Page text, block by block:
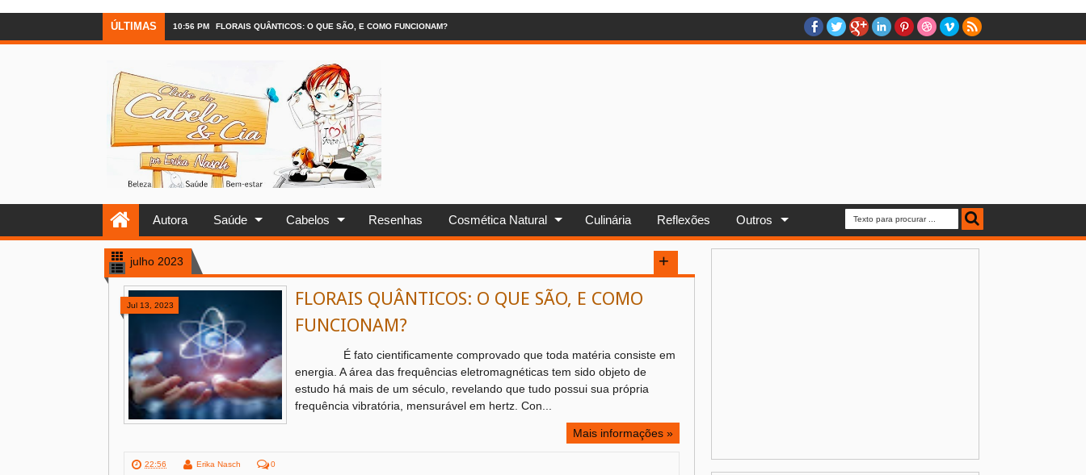
ÚLTIMAS 10:56 PM FLORAIS QUÂNTICOS: O QUE SÃO, E COMO FUNCIONAM?
Autora Saúde Cabelos Resenhas Cosmética Natural Culinária Reflexões Outros
julho 2023
FLORAIS QUÂNTICOS: O QUE SÃO, E COMO
FUNCIONAM?
É fato cientificamente comprovado que toda matéria consiste em
energia. A área das frequências eletromagnéticas tem sido objeto de
estudo há mais de um século, revelando que tudo possui sua própria
frequência vibratória, mensurável em hertz. Con...
Mais informações »
22:56 Erika Nasch 0
Jul 13, 2023